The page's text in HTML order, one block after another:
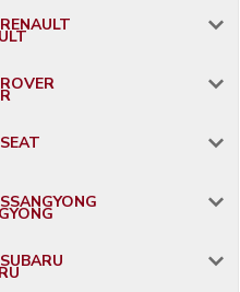
RENAULT
ROVER
SEAT
SSANGYONG
SUBARU